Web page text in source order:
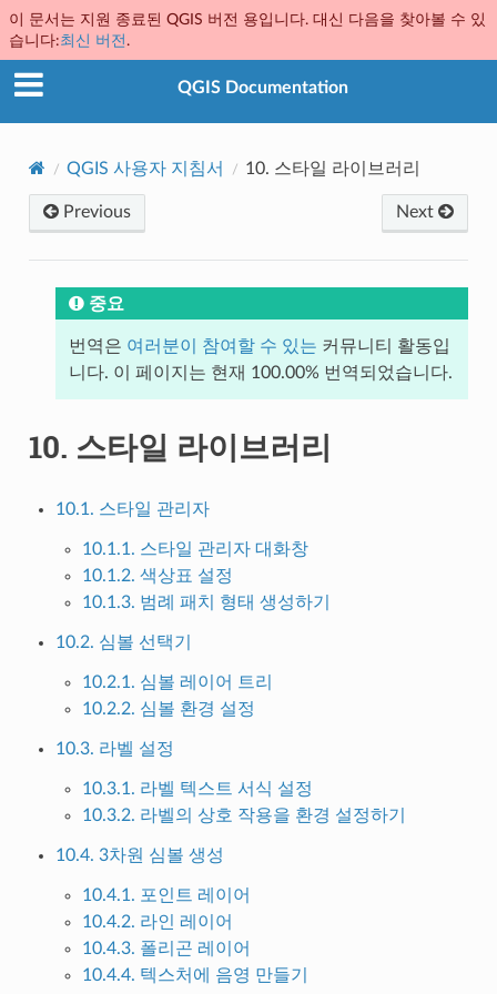
이 문서는 지원 종료된 QGIS 버전 용입니다. 대신 다음을 찾아볼 수 있
습니다:최신 버전 .
QGIS Documentation
QGIS 사용자 지침서 10. 스타일 라이브러리
Previous Next
중요
번역은 여러분이 참여할 수 있는 커뮤니티 활동입
니다. 이 페이지는 현재 100.00% 번역되었습니다.
10. 스타일 라이브러리
10.1. 스타일 관리자
10.1.1. 스타일 관리자 대화창
10.1.2. 색상표 설정
10.1.3. 범례 패치 형태 생성하기
10.2. 심볼 선택기
10.2.1. 심볼 레이어 트리
10.2.2. 심볼 환경 설정
10.3. 라벨 설정
10.3.1. 라벨 텍스트 서식 설정
10.3.2. 라벨의 상호 작용을 환경 설정하기
10.4. 3차원 심볼 생성
10.4.1. 포인트 레이어
10.4.2. 라인 레이어
10.4.3. 폴리곤 레이어
10.4.4. 텍스처에 음영 만들기